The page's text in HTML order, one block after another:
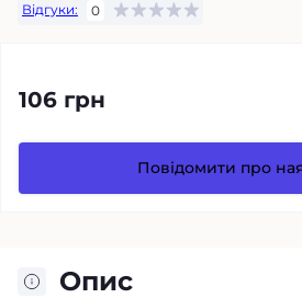
Відгуки: 0
106 грн
Повідомити про
Опис